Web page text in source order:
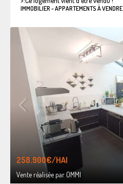
IMMOBILIER - APPARTEMENTS À VENDRE
258.900€/HAI
Vente réalisée par OMMI